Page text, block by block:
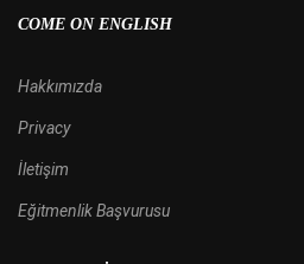
COME ON ENGLISH
Hakkımızda
Privacy
İletişim
Eğitmenlik Başvurusu